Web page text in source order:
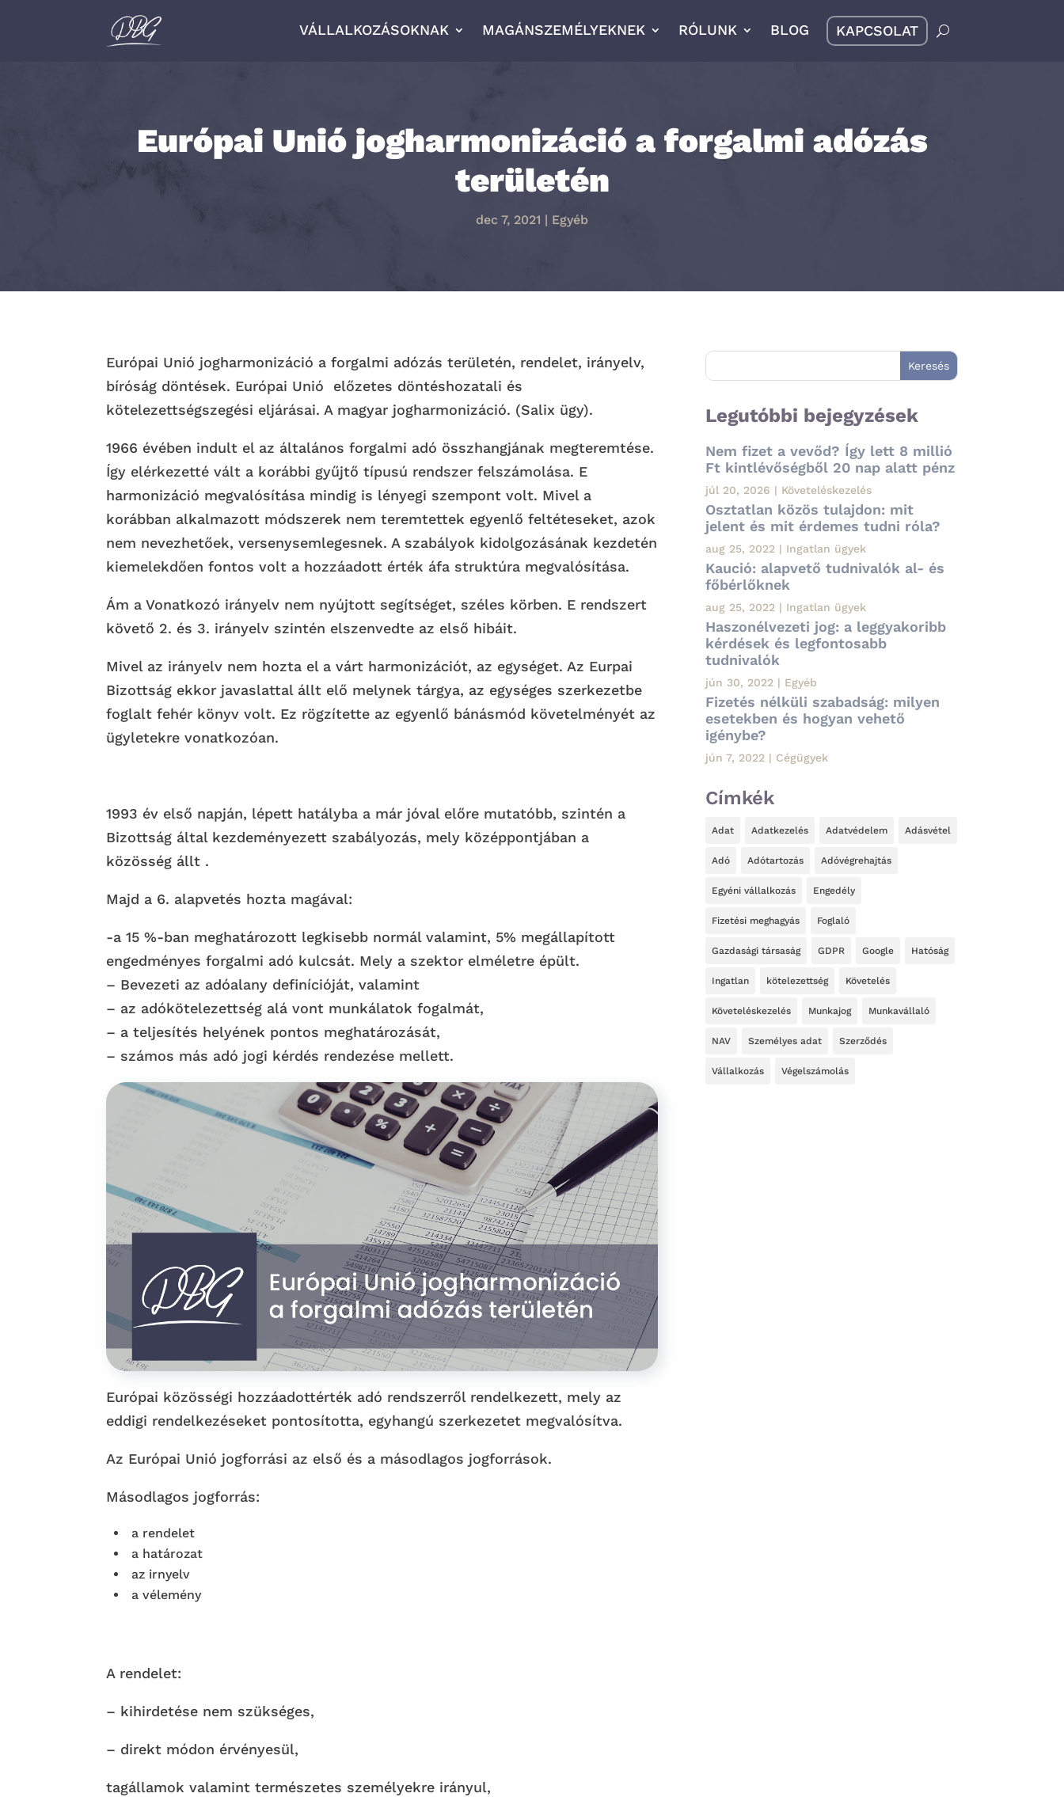
VÁLLALKOZÁSOKNAK MAGÁNSZEMÉLYEKNEK RÓLUNK BLOG KAPCSOLAT
Európai Unió jogharmonizáció a forgalmi adózás
területén
dec 7, 2021 | Egyéb
Európai Unió jogharmonizáció a forgalmi adózás területén, rendelet, irányelv,
bíróság döntések. Európai Unió előzetes döntéshozatali és
kötelezettségszegési eljárásai. A magyar jogharmonizáció. (Salix ügy).
1966 évében indult el az általános forgalmi adó összhangjának megteremtése.
Így elérkezetté vált a korábbi gyűjtő típusú rendszer felszámolása. E
harmonizáció megvalósítása mindig is lényegi szempont volt. Mivel a
korábban alkalmazott módszerek nem teremtettek egyenlő feltéteseket, azok
nem nevezhetőek, versenysemlegesnek. A szabályok kidolgozásának kezdetén
kiemelekdően fontos volt a hozzáadott érték áfa struktúra megvalósítása.
Ám a Vonatkozó irányelv nem nyújtott segítséget, széles körben. E rendszert
követő 2. és 3. irányelv szintén elszenvedte az első hibáit.
Mivel az irányelv nem hozta el a várt harmonizációt, az egységet. Az Eurpai
Bizottság ekkor javaslattal állt elő melynek tárgya, az egységes szerkezetbe
foglalt fehér könyv volt. Ez rögzítette az egyenlő bánásmód követelményét az
ügyletekre vonatkozóan.
1993 év első napján, lépett hatályba a már jóval előre mutatóbb, szintén a
Bizottság által kezdeményezett szabályozás, mely középpontjában a
közösség állt .
Majd a 6. alapvetés hozta magával:
-a 15 %-ban meghatározott legkisebb normál valamint, 5% megállapított
engedményes forgalmi adó kulcsát. Mely a szektor elméletre épült.
– Bevezeti az adóalany definícióját, valamint
– az adókötelezettség alá vont munkálatok fogalmát,
– a teljesítés helyének pontos meghatározását,
– számos más adó jogi kérdés rendezése mellett.
Európai közösségi hozzáadottérték adó rendszerről rendelkezett, mely az
eddigi rendelkezéseket pontosította, egyhangú szerkezetet megvalósítva.
Az Európai Unió jogforrási az első és a másodlagos jogforrások.
Másodlagos jogforrás:
a rendelet
a határozat
az irnyelv
a vélemény
A rendelet:
– kihirdetése nem szükséges,
– direkt módon érvényesül,
tagállamok valamint természetes személyekre irányul,
Legutóbbi bejegyzések
Nem fizet a vevőd? Így lett 8 millió
Ft kintlévőségből 20 nap alatt pénz
júl 20, 2026 | Követeléskezelés
Osztatlan közös tulajdon: mit
jelent és mit érdemes tudni róla?
aug 25, 2022 | Ingatlan ügyek
Kaució: alapvető tudnivalók al- és
főbérlőknek
aug 25, 2022 | Ingatlan ügyek
Haszonélvezeti jog: a leggyakoribb
kérdések és legfontosabb
tudnivalók
jún 30, 2022 | Egyéb
Fizetés nélküli szabadság: milyen
esetekben és hogyan vehető
igénybe?
jún 7, 2022 | Cégügyek
Címkék
Adat Adatkezelés Adatvédelem Adásvétel
Adó Adótartozás Adóvégrehajtás
Egyéni vállalkozás Engedély
Fizetési meghagyás Foglaló
Gazdasági társaság GDPR Google Hatóság
Ingatlan kötelezettség Követelés
Követeléskezelés Munkajog Munkavállaló
NAV Személyes adat Szerződés
Vállalkozás Végelszámolás